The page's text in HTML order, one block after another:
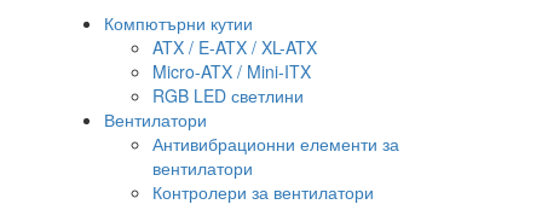
Компютърни кутии
ATX / E-ATX / XL-ATX
Micro-ATX / Mini-ITX
RGB LED светлини
Вентилатори
Антивибрационни елементи за
вентилатори
Контролери за вентилатори